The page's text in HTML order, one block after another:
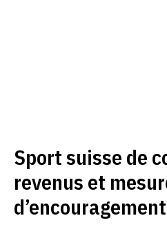
Sport suisse de
revenus et
d’encouragement